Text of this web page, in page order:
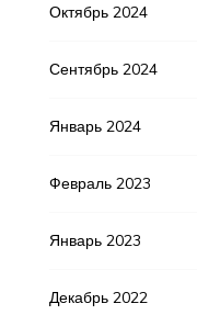
Октябрь 2024
Сентябрь 2024
Январь 2024
Февраль 2023
Январь 2023
Декабрь 2022